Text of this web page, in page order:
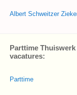
Albert Schweitzer
Parttime
vacatures:
Parttime